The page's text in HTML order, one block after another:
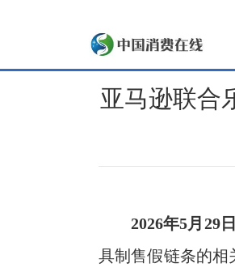
亚马逊联合
2026年5月 29日
具制售假链条的相